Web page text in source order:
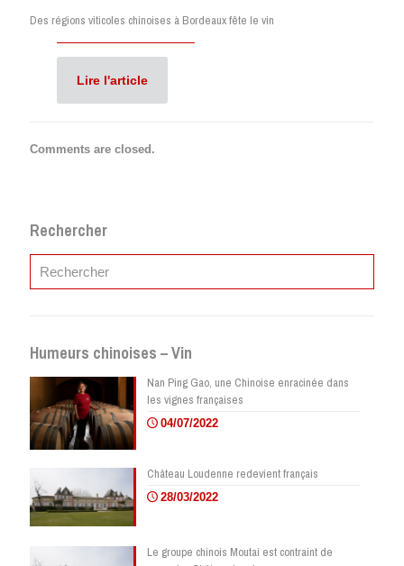
Des régions viticoles chinoises à Bordeaux fête le vin
Lire l'article
Comments are closed.
Rechercher
Humeurs chinoises – Vin
Nan Ping Gao, une Chinoise enracinée dans
les vignes françaises
04/07/2022
Château Loudenne redevient français
28/03/2022
Le groupe chinois Moutai est contraint de